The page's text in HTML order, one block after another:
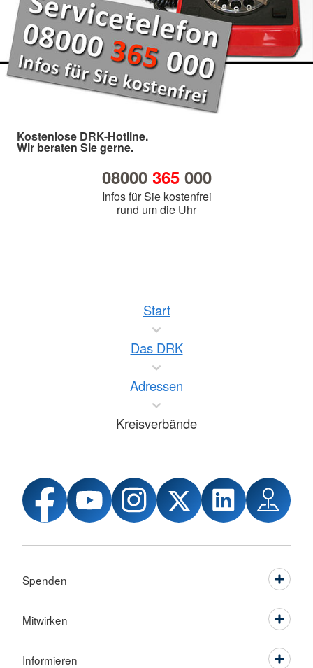
Kostenlose DRK-Hotline.
Wir beraten Sie gerne.
08000 365000
Infos für Sie kostenfrei
rund um die Uhr
Start
Das DRK
Adressen
Kreisverbände
Spenden
Mitwirken
Informieren